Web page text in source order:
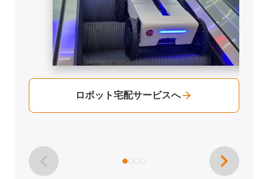
ロボット宅配サービスへ